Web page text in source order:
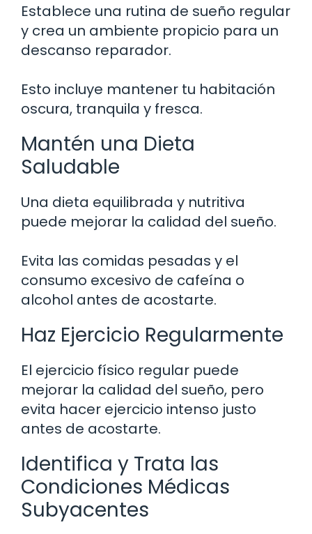
Establece una rutina de sueño regular
y crea un ambiente propicio para un
descanso reparador.
Esto incluye mantener tu habitación
oscura, tranquila y fresca.
Mantén una Dieta
Saludable
Una dieta equilibrada y nutritiva
puede mejorar la calidad del sueño.
Evita las comidas pesadas y el
consumo excesivo de cafeína o
alcohol antes de acostarte.
Haz Ejercicio Regularmente
El ejercicio físico regular puede
mejorar la calidad del sueño, pero
evita hacer ejercicio intenso justo
antes de acostarte.
Identifica y Trata las
Condiciones Médicas
Subyacentes